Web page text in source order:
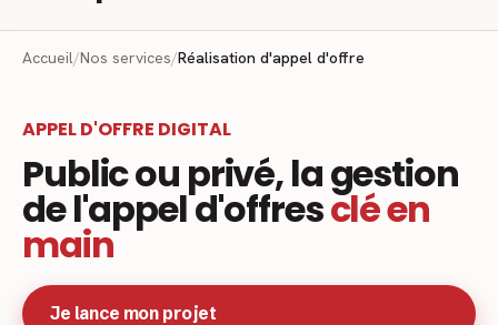
Accueil/Nos services/Réalisation d'appel d'offre
APPEL D'OFFRE DIGITAL
Public ou privé, la gestion
de l'appel d'offresclé en
main
Je lance mon projet